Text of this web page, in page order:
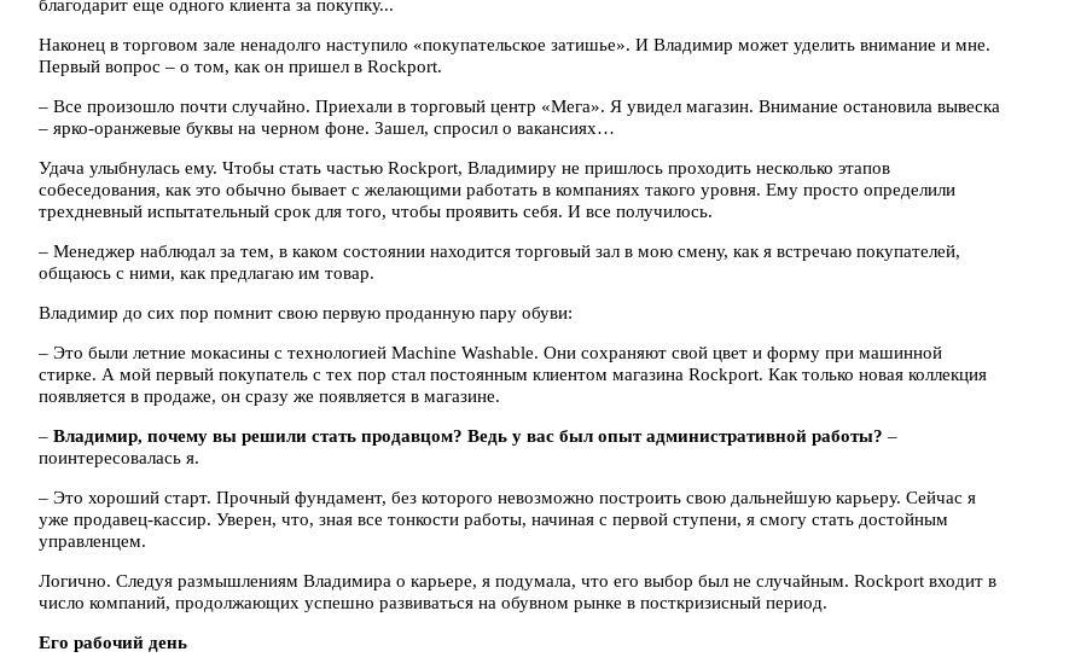
благодарит еще одного клиента за покупку...
Наконец в торговом зале ненадолго наступило «покупательское затишье». И Владимир может уделить внимание и мне.
Первый вопрос – о том, как он пришел в Rockport.
– Все произошло почти случайно. Приехали в торговый центр «Мега». Я увидел магазин. Внимание остановила вывеска
– ярко-оранжевые буквы на черном фоне. Зашел, спросил о вакансиях…
Удача улыбнулась ему. Чтобы стать частью Rockport, Владимиру не пришлось проходить несколько этапов
собеседования, как это обычно бывает с желающими работать в компаниях такого уровня. Ему просто определили
трехдневный испытательный срок для того, чтобы проявить себя. И все получилось.
– Менеджер наблюдал за тем, в каком состоянии находится торговый зал в мою смену, как я встречаю покупателей,
общаюсь с ними, как предлагаю им товар.
Владимир до сих пор помнит свою первую проданную пару обуви:
– Это были летние мокасины с технологией Machine Washable. Они сохраняют свой цвет и форму при машинной
стирке. А мой первый покупатель с тех пор стал постоянным клиентом магазина Rockport. Как только новая коллекция
появляется в продаже, он сразу же появляется в магазине.
– Владимир, почему вы решили стать продавцом? Ведь у вас был опыт административной работы? –
поинтересовалась я.
– Это хороший старт. Прочный фундамент, без которого невозможно построить свою дальнейшую карьеру. Сейчас я
уже продавец-кассир. Уверен, что, зная все тонкости работы, начиная с первой ступени, я смогу стать достойным
управленцем.
Логично. Следуя размышлениям Владимира о карьере, я подумала, что его выбор был не случайным. Rockport входит в
число компаний, продолжающих успешно развиваться на обувном рынке в посткризисный период.
Его рабочий день